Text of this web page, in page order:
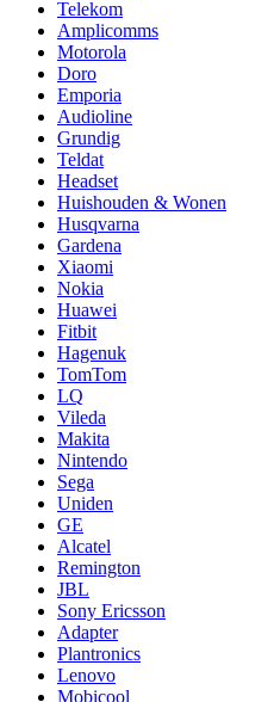
Telekom
Amplicomms
Motorola
Doro
Emporia
Audioline
Grundig
Teldat
Headset
Huishouden & Wonen
Husqvarna
Gardena
Xiaomi
Nokia
Huawei
Fitbit
Hagenuk
TomTom
LQ
Vileda
Makita
Nintendo
Sega
Uniden
GE
Alcatel
Remington
JBL
Sony Ericsson
Adapter
Plantronics
Lenovo
Mobicool